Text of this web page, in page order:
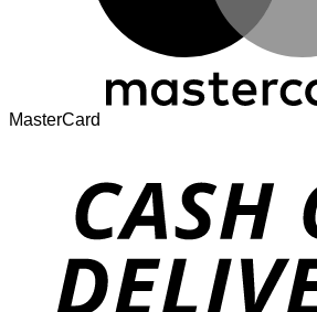
MasterCard